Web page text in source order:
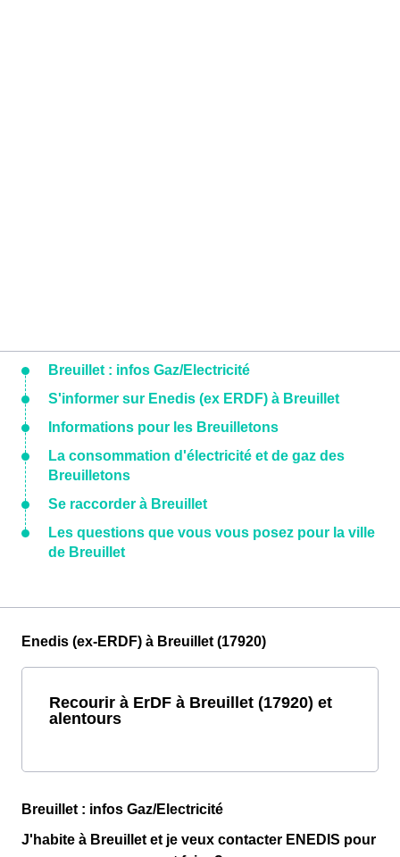
Breuillet : infos Gaz/Electricité
S'informer sur Enedis (ex ERDF) à Breuillet
Informations pour les Breuilletons
La consommation d'électricité et de gaz des
Breuilletons
Se raccorder à Breuillet
Les questions que vous vous posez pour la ville
de Breuillet
Enedis (ex-ERDF) à Breuillet (17920)
Recourir à ErDF à Breuillet (17920) et
alentours
Breuillet : infos Gaz/Electricité
J'habite à Breuillet et je veux contacter ENEDIS pour